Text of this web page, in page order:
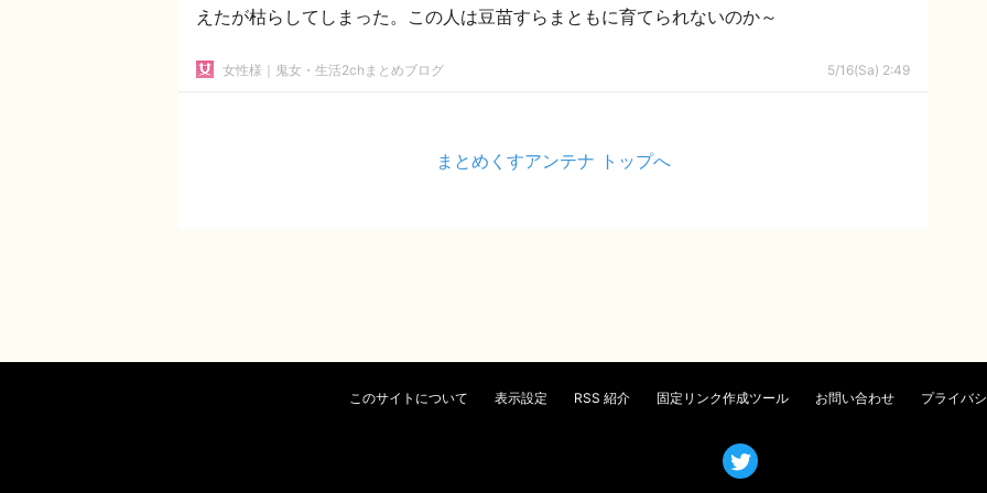
えたが枯らしてしまった。この人は豆苗すらまともに育てられないのか～
女性様｜鬼女・生活2chまとめブログ 5/16(Sa) 2:49
まとめくすアンテナ トップへ
このサイトについて 表示設定 RSS 紹介 固定リンク作成ツール お問い合わせ プライバ